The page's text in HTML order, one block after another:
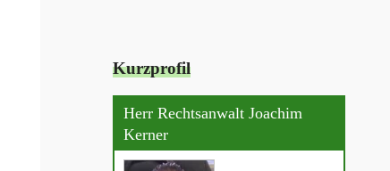
Kurzprofil
Herr Rechtsanwalt Joachim
Kerner